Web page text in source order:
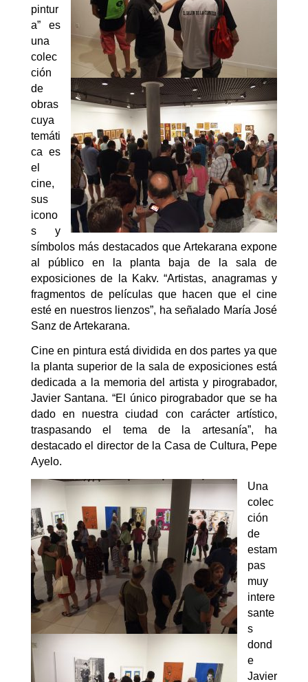
pintur
a” es
una
colec
ción
de
obras
cuya
temáti
ca es
el
cine,
sus
icono
s y
símbolos más destacados que Artekarana expone
al público en la planta baja de la sala de
exposiciones de la Kakv. “Artistas, anagramas y
fragmentos de películas que hacen que el cine
esté en nuestros lienzos”, ha señalado María José
Sanz de Artekarana.
Cine en pintura está dividida en dos partes ya que
la planta superior de la sala de exposiciones está
dedicada a la memoria del artista y pirograbador,
Javier Santana. “El único pirograbador que se ha
dado en nuestra ciudad con carácter artístico,
traspasando el tema de la artesanía”, ha
destacado el director de la Casa de Cultura, Pepe
Ayelo.
Una
colec
ción
de
estam
pas
muy
intere
sante
s
dond
e
Javier